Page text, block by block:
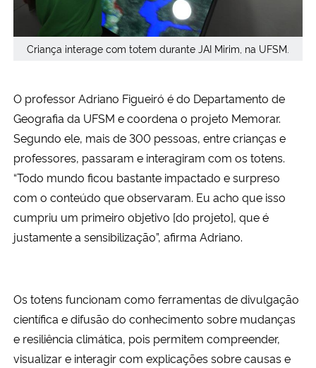
Criança interage com totem durante JAI Mirim, na UFSM.
O professor Adriano Figueiró é do Departamento de
Geografia da UFSM e coordena o projeto Memorar.
Segundo ele, mais de 300 pessoas, entre crianças e
professores, passaram e interagiram com os totens.
“Todo mundo ficou bastante impactado e surpreso
com o conteúdo que observaram. Eu acho que isso
cumpriu um primeiro objetivo [do projeto], que é
justamente a sensibilização”, afirma Adriano.
Os totens funcionam como ferramentas de divulgação
científica e difusão do conhecimento sobre mudanças
e resiliência climática, pois permitem compreender,
visualizar e interagir com explicações sobre causas e